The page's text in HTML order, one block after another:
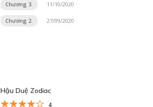
Chương 3. 11/10/2020
Chương 2. 27/09/2020
Hậu Duệ Zodiac
4